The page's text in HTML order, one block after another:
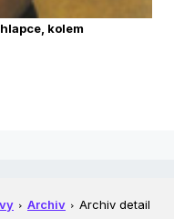
kolem
Archiv Archiv detail